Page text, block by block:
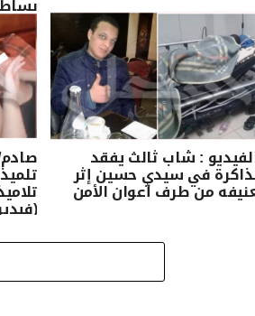
: شاب ثالث يفقد
في سيدي حسين إثر
من طرف أعوان الأمن